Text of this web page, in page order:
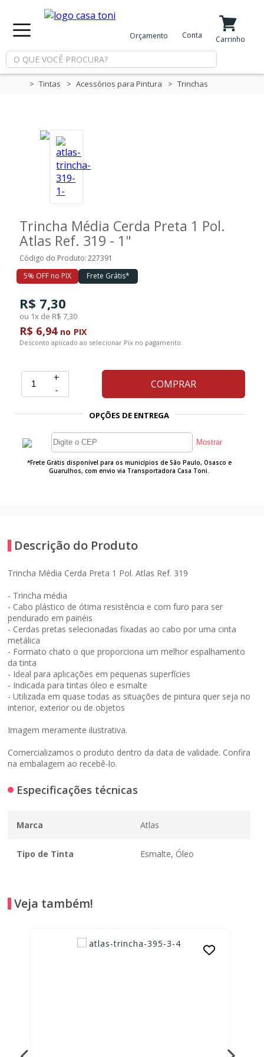
Minha Conta
Meus Favoritos
Departamentos
Piscina
Marcas
PROMOÇÃO
Orçamento Conta Carrinho
Tintas Acessórios para Pintura Trinchas
Trincha Média Cerda Preta 1 Pol.
Atlas Ref. 319 - 1"
Código do Produto: 227391
5% OFF no PIX
Frete Grátis*
R$ 7,30
ou 1x de R$ 7,30
R$ 6,94no PIX
Desconto aplicado ao selecionar Pix no pagamento.
+
-
COMPRAR
OPÇÕES DE ENTREGA
*Frete Grátis disponível para os municípios de São Paulo, Osasco e
Guarulhos, com envio via Transportadora Casa Toni.
Descrição do Produto
Trincha Média Cerda Preta 1 Pol. Atlas Ref. 319
- Trincha média
- Cabo plástico de ótima resistência e com furo para ser
pendurado em painéis
- Cerdas pretas selecionadas fixadas ao cabo por uma cinta
metálica
- Formato chato o que proporciona um melhor espalhamento
da tinta
- Ideal para aplicações em pequenas superfícies
- Indicada para tintas óleo e esmalte
- Utilizada em quase todas as situações de pintura quer seja no
interior, exterior ou de objetos
Imagem meramente ilustrativa.
Comercializamos o produto dentro da data de validade. Confira
na embalagem ao recebê-lo.
Especificações técnicas
Marca Atlas
Tipo de Tinta Esmalte, Óleo
Veja também!